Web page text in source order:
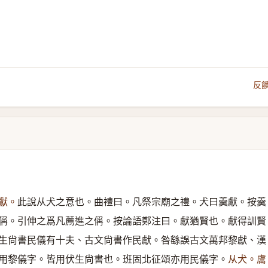
反
。 此說从犬之意也。曲禮曰。凡祭宗廟之禮。犬曰羹獻。按羹
。引伸之爲凡薦進之偁。按論語鄭注曰。獻猶賢也。獻得訓賢
尙書民儀有十夫、古文尙書作民獻。咎繇誤古文萬邦黎獻、漢
黎儀字。皆用伏生尙書也。班固北征頌亦用民儀字。 从犬。鬳